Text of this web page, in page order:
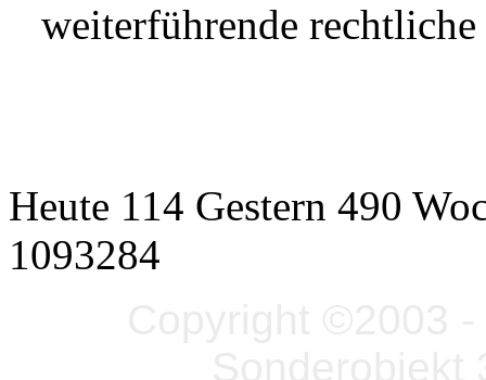
weiterführende
Heute 114 Gestern 490
1093284